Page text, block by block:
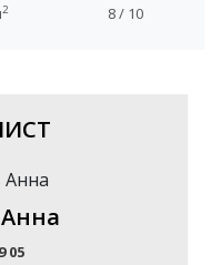
2 8 / 10
05